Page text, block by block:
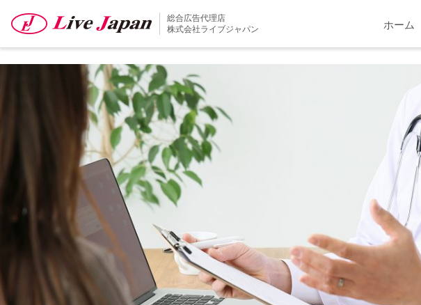
総合広告代理店
株式会社ライブジャパン
ホーム